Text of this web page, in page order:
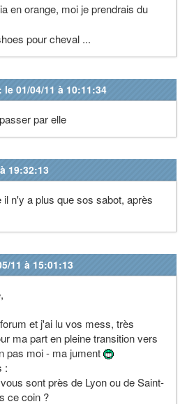
en orange, moi je prendrais du
pour cheval ...
: le 01/04/11 à 10:11:34
par elle
19:32:13
n'y a plus que sos sabot, après
11 à 15:01:13
et j'ai lu vos mess, très
ma part en pleine transition vers
pas moi - ma jument
:
sont près de Lyon ou de Saint-
ce coin ?